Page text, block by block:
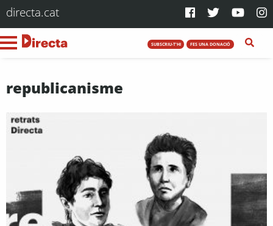
directa.cat
SUBSCRIU-T'HI FES UNA DONACIÓ
republicanisme